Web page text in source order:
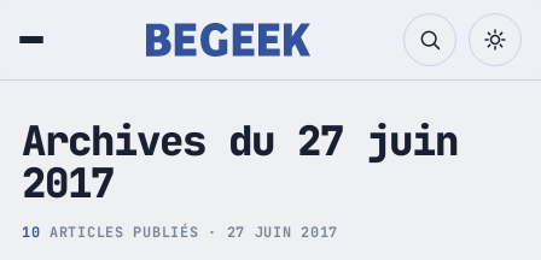
Tech et Pop culture
Archives du 27 juin
2017
10 ARTICLES PUBLIÉS · 27 JUIN 2017